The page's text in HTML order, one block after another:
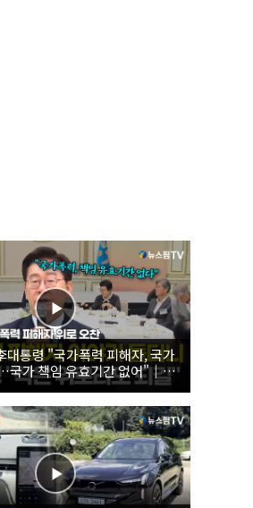
통령 "국가폭력 피해자, 국가
국가 책임 유효기간 없어"｜
폭력 피해자 위로 오찬